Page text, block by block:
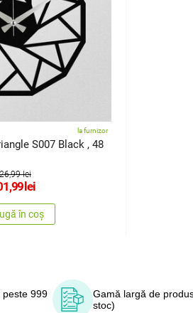
la furnizor
S007 Black , 48
lei
lei
în coș
peste 999
Gamă largă de
stoc)